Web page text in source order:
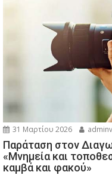
31 Μαρτίου 2026
Παράταση στον
«Μνημεία και
καμβά και φακού»